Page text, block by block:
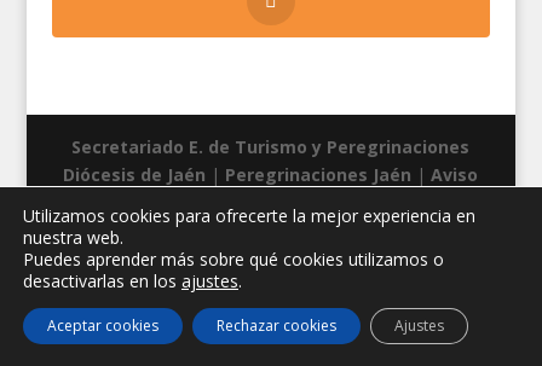
Secretariado E. de Turismo y Peregrinaciones
Diócesis de Jaén | Peregrinaciones Jaén |Aviso
Utilizamos cookies para ofrecerte la mejor experiencia en
nuestra web.
Puedes aprender más sobre qué cookies utilizamos o
desactivarlas en los ajustes.
Aceptar cookies Rechazar cookies Ajustes